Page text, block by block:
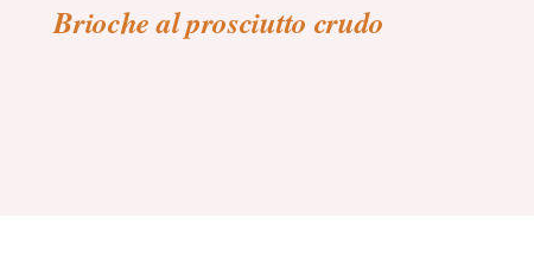
Brioche al prosciutto crudo